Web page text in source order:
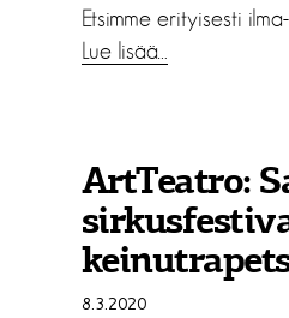
Etsimme erityisesti
Lue lisää…
ArtTeatro:
8.3.2020